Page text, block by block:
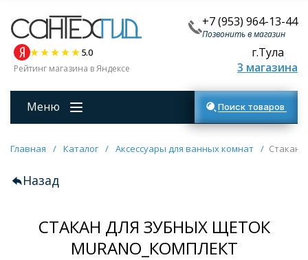
+7 (953) 964-13-44
Позвонить в магазин
5.0
Рейтинг магазина в Яндексе
г.Тула
3 магазина
Меню Поиск товаров
Главная / Каталог / Аксессуары для ванных комнат / Стакан
Назад
СТАКАН ДЛЯ ЗУБНЫХ ЩЕТОК
MURANO_КОМПЛЕКТ